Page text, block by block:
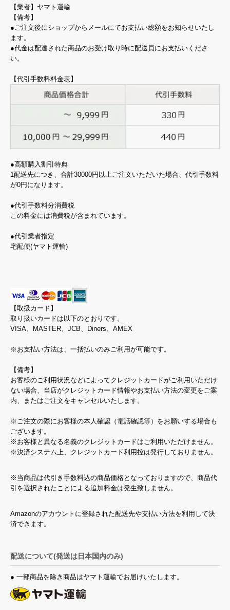
【業者】ヤマト運輸
【備考】
●ご注文後にショップからメールにてお支払い総額をお知らせいたし
ます。
●代金は配達された商品のお受け取り時に配送員にお支払いくださ
い。
【代引手数料料金表】
●高額購入割引特典
1配送先につき、合計30000円以上ご注文いただいた場合、代引手数料
が0円になります。
●代引手数料分消費税
この料金には消費税が含まれています。
●代引業者指定
宅配便(ヤマト運輸)
【取扱カード】
取り扱いカードは以下のとおりです。
VISA、MASTER、JCB、Diners、AMEX
※お支払い方法は、一括払いのみご利用が可能です。
【備考】
お客様のご利用状況などによってクレジットカードがご利用いただけ
ない場合、当店がクレジットカード情報やお支払い方法の変更をご案
内、またはご注文をキャンセルいたします。
※ご注文の際にお客様の本人確認（電話確認等）をお願いする場合も
ございます。
※お客様と異なる名義のクレジットカードはご利用いただけません。
※決済システム上、クレジットカード利用控は発行しておりません。
※当商品は代引き手数料込の商品価格となっておりますので、商品代
引を選択されたことによる追加料金は発生致しません。
Amazonのアカウントに登録された配送先や支払い方法を利用して決
済できます。
配送について(発送は日本国内のみ)
● 一部商品を除き商品はヤマト運輸でお届けいたします。